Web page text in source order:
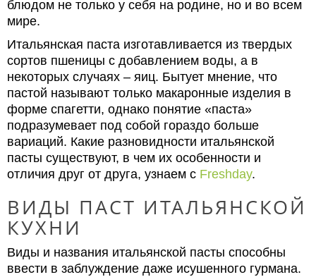
блюдом не только у себя на родине, но и во всем
мире.
Итальянская паста изготавливается из твердых
сортов пшеницы с добавлением воды, а в
некоторых случаях – яиц. Бытует мнение, что
пастой называют только макаронные изделия в
форме спагетти, однако понятие «паста»
подразумевает под собой гораздо больше
вариаций. Какие разновидности итальянской
пасты существуют, в чем их особенности и
отличия друг от друга, узнаем с Freshday.
ВИДЫ ПАСТ ИТАЛЬЯНСКОЙ
КУХНИ
Виды и названия итальянской пасты способны
ввести в заблуждение даже исушенного гурмана.